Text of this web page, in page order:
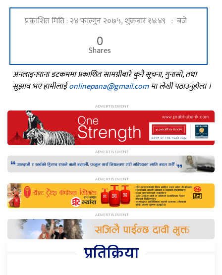
प्रकाशित मिति : २४ फाल्गुन २०७५, शुक्रबार १४:४९ : बजे
0
Shares
अनलाइनपाना डटकममा प्रकाशित सामग्रीबारे कुनै सूचना, गुनासो, तथा
सुझाव भए हामीलाईonlinepana@gmail.comमा लेखी पठाउनुहोला ।
प्रतिक्रिया